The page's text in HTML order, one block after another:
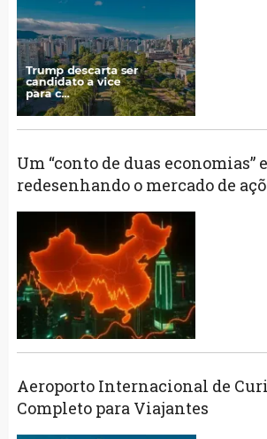
Um “conto de duas economias”
redesenhando o mercado de
Aeroporto Internacional de
Completo para Viajantes